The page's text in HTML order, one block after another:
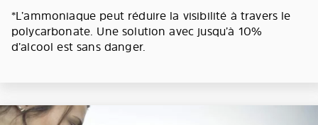
*L’ammoniaque peut réduire la visibilité à travers le
polycarbonate. Une solution avec jusqu’à 10%
d’alcool est sans danger.